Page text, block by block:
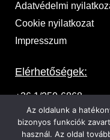
Adatvédelmi
Cookie nyilatkozat
Impresszum
Elérhetőségek:
+36 1/250-6868
1037 Budapest,
ajanlat@ka-pu.hu
Az oldalunk a
bizonyos funkciók
használ. Az oldal